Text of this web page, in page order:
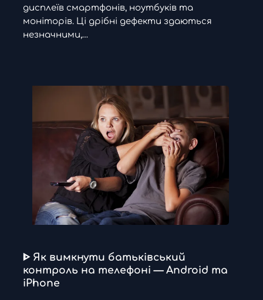
дисплеїв смартфонів, ноутбуків та
моніторів. Ці дрібні дефекти здаються
незначними,…
ᐈ Як вимкнути батьківський
контроль на телефоні — Android та
iPhone